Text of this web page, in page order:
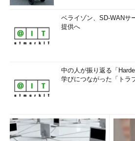
ベライゾン、SD-WANサ
提供へ
中の人が振り返る「
学びにつながった「トラ